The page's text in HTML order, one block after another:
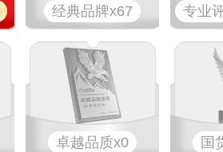
经典品牌x67 专业​
卓越品质x0 国